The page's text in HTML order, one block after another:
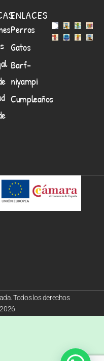
ENLACES
Perros
Gatos
Barf-
niyampi
Cumpleaños
Todos los derechos